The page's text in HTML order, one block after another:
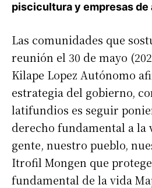
piscicultura y empresas de
Las comunidades que
reunión el 30 de mayo
Kilape Lopez Autónomo
estrategia del gobierno,
latifundios es seguir
derecho fundamental a la
gente, nuestro pueblo,
Itrofil Mongen que
fundamental de la vida